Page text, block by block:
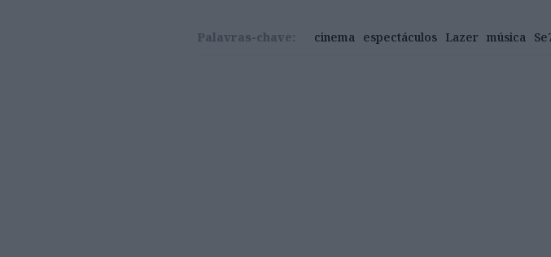
Palavras-chave: cinema espectáculos Lazer música